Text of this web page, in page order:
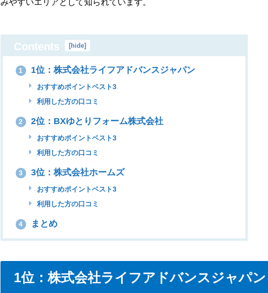
みやすいエリアとして知られています。
Contents [hide]
1 1位：株式会社ライフアドバンスジャパン
おすすめポイントベスト3
利用した方の口コミ
2 2位：BXゆとりフォーム株式会社
おすすめポイントベスト3
利用した方の口コミ
3 3位：株式会社ホームズ
おすすめポイントベスト3
利用した方の口コミ
4 まとめ
1位：株式会社ライフアドバンスジャパン